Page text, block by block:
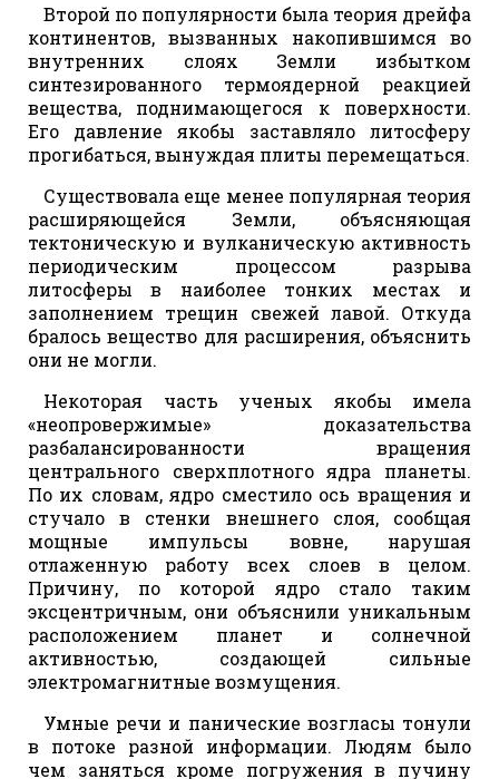
Второй по популярности была теория дрейфа
континентов, вызванных накопившимся во
внутренних слоях Земли избытком
синтезированного термоядерной реакцией
вещества, поднимающегося к поверхности.
Его давление якобы заставляло литосферу
прогибаться, вынуждая плиты перемещаться.
Существовала еще менее популярная теория
расширяющейся Земли, объясняющая
тектоническую и вулканическую активность
периодическим процессом разрыва
литосферы в наиболее тонких местах и
заполнением трещин свежей лавой. Откуда
бралось вещество для расширения, объяснить
они не могли.
Некоторая часть ученых якобы имела
«неопровержимые» доказательства
разбалансированности вращения
центрального сверхплотного ядра планеты.
По их словам, ядро сместило ось вращения и
стучало в стенки внешнего слоя, сообщая
мощные импульсы вовне, нарушая
отлаженную работу всех слоев в целом.
Причину, по которой ядро стало таким
эксцентричным, они объяснили уникальным
расположением планет и солнечной
активностью, создающей сильные
электромагнитные возмущения.
Умные речи и панические возгласы тонули
в потоке разной информации. Людям было
чем заняться кроме погружения в пучину